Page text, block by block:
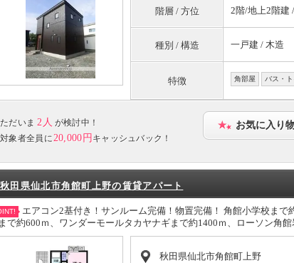
階層 / 方位 2階/地上2階建
種別 / 構造 一戸建 / 木造
特徴 角部屋 バス・
ただいま 2人 が検討中！
対象者全員に 20,000円 キャッシュバック！
お気に入り
秋田県仙北市角館町上野の賃貸アパート
エアコン2基付き！サンルーム完備！物置完備！ 角館小学校ま
で約600ｍ、ワンダーモールタカヤナギまで約1400ｍ、ローソン角
秋田県仙北市角館町上野